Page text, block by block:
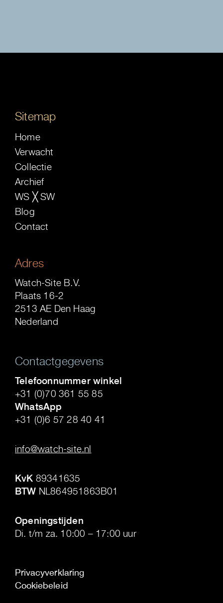
Sitemap
Home
Verwacht
Collectie
Archief
WS ╳ SW
Blog
Contact
Adres
Watch-Site B.V.
Plaats 16-2
2513 AE Den Haag
Nederland
Contactgegevens
Telefoonnummer winkel
+31 (0)70 361 55 85
WhatsApp
+31 (0)6 57 28 40 41
info@watch-site.nl
KvK 89341635
BTW NL864951863B01
Openingstijden
Di. t/m za. 10:00 – 17:00 uur
Privacyverklaring
Cookiebeleid